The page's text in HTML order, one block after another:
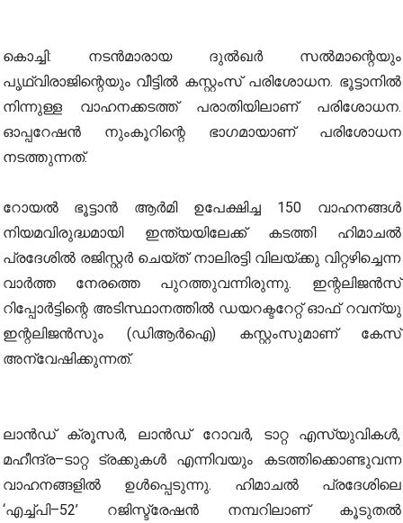
കൊച്ചി: നടൻമാരായ ദുൽഖർ സൽമാന്റെയും
പൃഥ്വിരാജിന്റെയും വീട്ടിൽ കസ്റ്റംസ് പരിശോധന. ഭൂട്ടാനിൽ
നിന്നുള്ള വാഹനക്കടത്ത് പരാതിയിലാണ് പരിശോധന.
ഓപ്പറേഷൻ നുംകൂറിന്റെ ഭാഗമായാണ് പരിശോധന
നടത്തുന്നത്.
റോയൽ ഭൂട്ടാൻ ആർമി ഉപേക്ഷിച്ച 150 വാഹനങ്ങൾ
നിയമവിരുദ്ധമായി ഇന്ത്യയിലേക്ക് കടത്തി ഹിമാചൽ
പ്രദേശിൽ രജിസ്റ്റർ ചെയ്ത് നാലിരട്ടി വിലയ്ക്കു വിറ്റഴിച്ചെന്ന
വാർത്ത നേരത്തെ പുറത്തുവന്നിരുന്നു. ഇന്റലിജൻസ്
റിപ്പോർട്ടിന്റെ അടിസ്ഥാനത്തിൽ ഡയറക്ടറേറ്റ് ഓഫ് റവന്യു
ഇന്റലിജൻസും (ഡിആർഐ) കസ്റ്റംസുമാണ് കേസ്
അന്വേഷിക്കുന്നത്.
ലാൻഡ് ക്രൂസർ, ലാൻഡ് റോവർ, ടാറ്റ എസ്‌യുവികൾ,
മഹീന്ദ്ര–ടാറ്റ ട്രക്കുകൾ എന്നിവയും കടത്തിക്കൊണ്ടുവന്ന
വാഹനങ്ങളിൽ ഉൾപ്പെടുന്നു. ഹിമാചൽ പ്രദേശിലെ
‘എച്ച്പി–52’ റജിസ്ട്രേഷൻ നമ്പറിലാണ് കൂടുതൽ